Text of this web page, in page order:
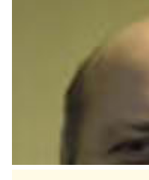
De middag van
Inklappen